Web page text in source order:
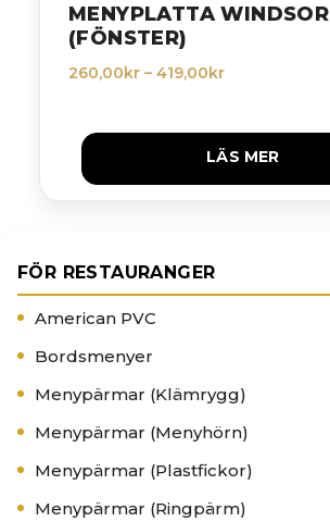
FÖR RESTAURANGER
American PVC
Bordsmenyer
Menypärmar (Klämrygg)
Menypärmar (Menyhörn)
Menypärmar (Plastfickor)
Menypärmar (Ringpärm)
MENYPLATTA WINDSOR
(FÖNSTER)
260,00kr – 419,00krPrisintervall:
419,00kr
LÄS MER